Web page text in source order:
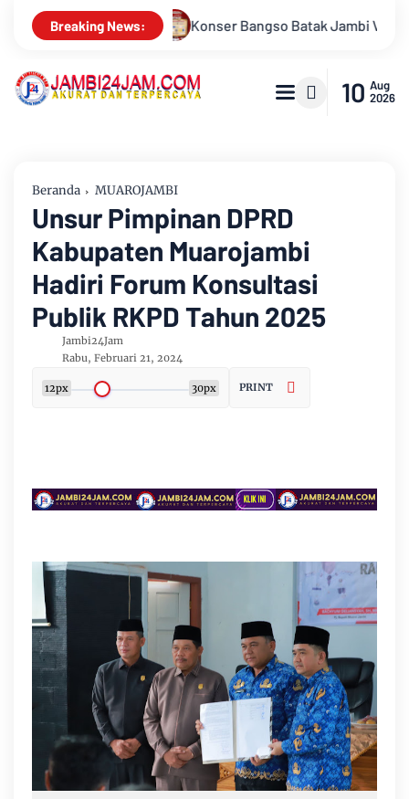
Breaking News:
Jambi Volume 3 Siap Menggebrak! Menampilkan Marsada
10 Aug
2026
Beranda MUAROJAMBI
Unsur Pimpinan DPRD
Kabupaten Muarojambi
Hadiri Forum Konsultasi
Publik RKPD Tahun 2025
Jambi24Jam
Rabu, Februari 21, 2024
12px 30px PRINT